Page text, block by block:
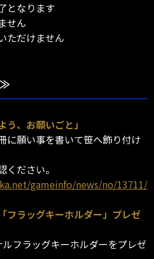
となります
せん
ただけません
≫
、お願いごと」
に願い事を書いて笹へ飾り付け
ださい。
gameinfo/news/no/13711/
フラッグキーホルダー」プレゼ
フラッグキーホルダーをプレゼ